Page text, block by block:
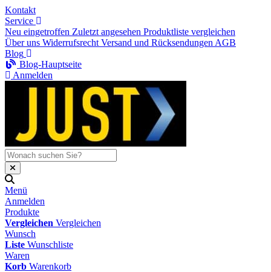
Kontakt
Service
Neu eingetroffen Zuletzt angesehen Produktliste vergleichen
Über uns Widerrufsrecht Versand und Rücksendungen AGB
Blog
Blog-Hauptseite
Anmelden
Menü
Anmelden
Produkte
Vergleichen Vergleichen
Wunsch
Liste Wunschliste
Waren
Korb Warenkorb